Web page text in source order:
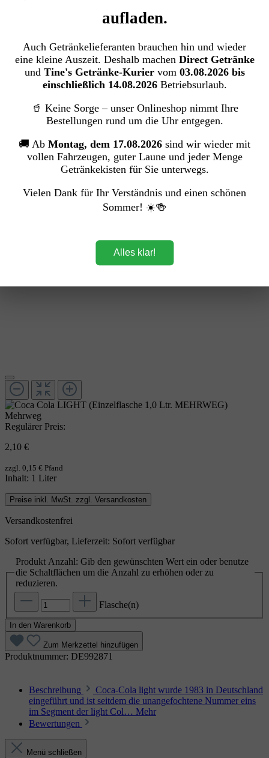
Coca Cola LIGHT (Einzelflasche 1,0 Ltr.
MEHRWEG)
Coca-Cola European Partners Deutschland GmbH
Bildergalerie überspringen
Mehrweg
Regulärer Preis:
2,10 €
zzgl. 0,15 € Pfand
Inhalt: 1 Liter
Preise inkl. MwSt. zzgl. Versandkosten
Versandkostenfrei
Sofort verfügbar, Lieferzeit: Sofort verfügbar
Produkt Anzahl: Gib den gewünschten Wert ein oder benutze
die Schaltflächen um die Anzahl zu erhöhen oder zu
reduzieren.
Flasche(n)
In den Warenkorb
Zum Merkzettel hinzufügen
Produktnummer: DE992871
Beschreibung
Coca-Cola light wurde 1983 in Deutschland
eingeführt und ist seitdem die unangefochtene Nummer eins
im Segment der light Col… Mehr
Bewertungen
Menü schließen
aufladen.
Auch Getränkelieferanten brauchen hin und wieder
eine kleine Auszeit. Deshalb machen Direct Getränke
und Tine's Getränke-Kuriervom 03.08.2026 bis
einschließlich 14.08.2026Betriebsurlaub.
🥤 Keine Sorge – unser Onlineshop nimmt Ihre
Bestellungen rund um die Uhr entgegen.
🚚 Ab Montag, dem 17.08.2026 sind wir wieder mit
vollen Fahrzeugen, guter Laune und jeder Menge
Getränkekisten für Sie unterwegs.
Vielen Dank für Ihr Verständnis und einen schönen
Sommer! ☀️🍻
Alles klar!